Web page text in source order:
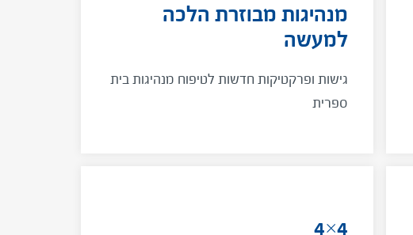
מנהיגות מבוזרת הלכה
למעשה
גישות ופרקטיקות חדשות לטיפוח מנהיגות בית
ספרית
4×4